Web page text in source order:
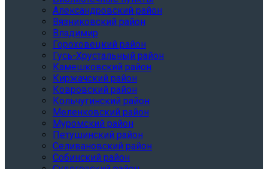
Александровский район
Вязниковский район
Владимир
Гороховецкий район
Гусь-Хрустальный район
Камешковский район
Киржачский район
Ковровский район
Кольчугинский район
Меленковский район
Муромский район
Петушинский район
Селивановский район
Собинский район